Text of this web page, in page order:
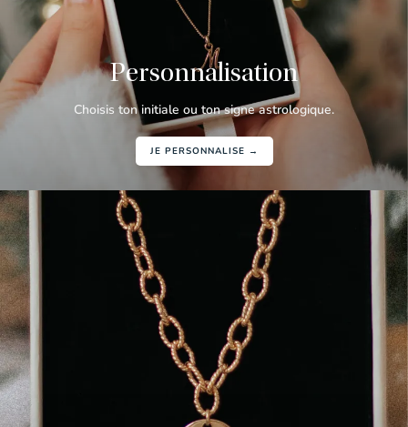
Personnalisation
Choisis ton initiale ou ton signe astrologique.
JE PERSONNALISE →